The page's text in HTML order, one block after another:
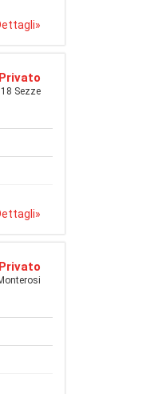
»
Sezze
»